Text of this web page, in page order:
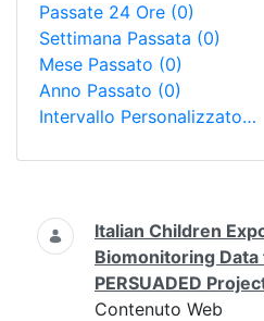
Passate 24 Ore (0)
Settimana Passata (0)
Mese Passato (0)
Anno Passato (0)
Intervallo Personalizzato…
Ricerca
Italian Children
Biomonitoring Data
PERSUADED
Contenuto Web